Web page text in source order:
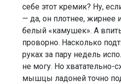
себе этот кремик? Ну,
— да, он плотнее, жирнее
белый «камушек». А
проворно. Насколько
руках за пару недель
не могу. Но хватательно-
мышцы ладоней точно